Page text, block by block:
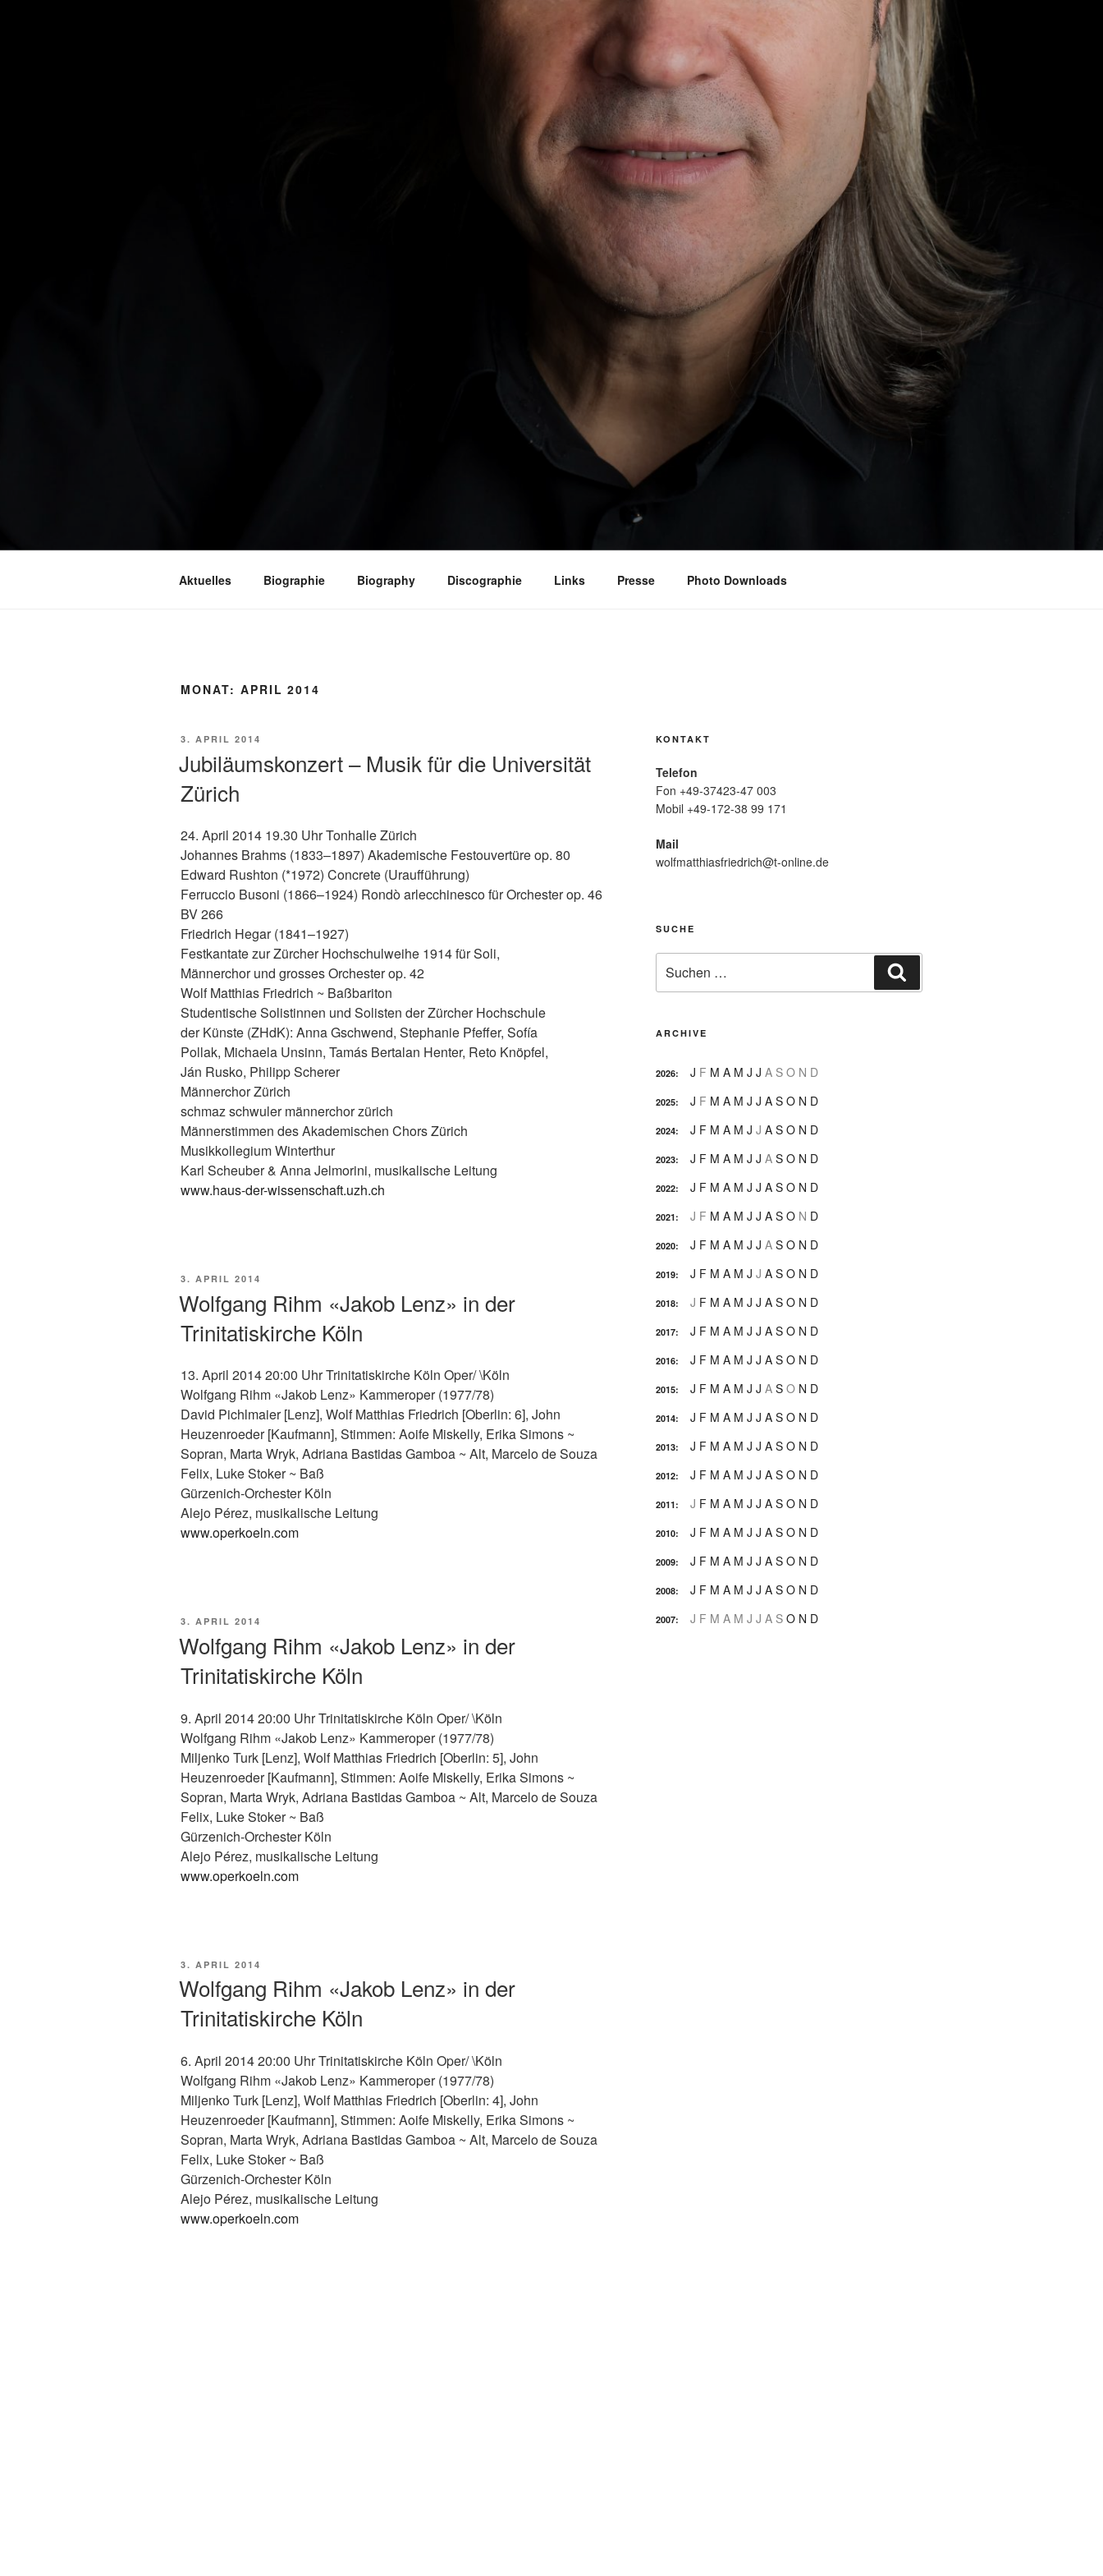
Aktuelles Biographie Biography Discographie Links Presse Photo Downloads
MONAT: APRIL 2014
VERÖFFENTLICHT
3. APRIL 2014
Jubiläumskonzert – Musik für die Universität
Zürich
24. April 2014 19.30 Uhr Tonhalle Zürich
Johannes Brahms (1833–1897) Akademische Festouvertüre op. 80
Edward Rushton (*1972) Concrete (Uraufführung)
Ferruccio Busoni (1866–1924) Rondò arlecchinesco für Orchester op. 46
BV 266
Friedrich Hegar (1841–1927)
Festkantate zur Zürcher Hochschulweihe 1914 für Soli,
Männerchor und grosses Orchester op. 42
Wolf Matthias Friedrich ~ Baßbariton
Studentische Solistinnen und Solisten der Zürcher Hochschule
der Künste (ZHdK): Anna Gschwend, Stephanie Pfeffer, Sofía
Pollak, Michaela Unsinn, Tamás Bertalan Henter, Reto Knöpfel,
Ján Rusko, Philipp Scherer
Männerchor Zürich
schmaz schwuler männerchor zürich
Männerstimmen des Akademischen Chors Zürich
Musikkollegium Winterthur
Karl Scheuber & Anna Jelmorini, musikalische Leitung
www.haus-der-wissenschaft.uzh.ch
VERÖFFENTLICHT
3. APRIL 2014
Wolfgang Rihm «Jakob Lenz» in der
Trinitatiskirche Köln
13. April 2014 20:00 Uhr Trinitatiskirche Köln Oper/ \Köln
Wolfgang Rihm «Jakob Lenz» Kammeroper (1977/78)
David Pichlmaier [Lenz], Wolf Matthias Friedrich [Oberlin: 6], John
Heuzenroeder [Kaufmann], Stimmen: Aoife Miskelly, Erika Simons ~
Sopran, Marta Wryk, Adriana Bastidas Gamboa ~ Alt, Marcelo de Souza
Felix, Luke Stoker ~ Baß
Gürzenich-Orchester Köln
Alejo Pérez, musikalische Leitung
www.operkoeln.com
VERÖFFENTLICHT
3. APRIL 2014
Wolfgang Rihm «Jakob Lenz» in der
Trinitatiskirche Köln
9. April 2014 20:00 Uhr Trinitatiskirche Köln Oper/ \Köln
Wolfgang Rihm «Jakob Lenz» Kammeroper (1977/78)
Miljenko Turk [Lenz], Wolf Matthias Friedrich [Oberlin: 5], John
Heuzenroeder [Kaufmann], Stimmen: Aoife Miskelly, Erika Simons ~
Sopran, Marta Wryk, Adriana Bastidas Gamboa ~ Alt, Marcelo de Souza
Felix, Luke Stoker ~ Baß
Gürzenich-Orchester Köln
Alejo Pérez, musikalische Leitung
www.operkoeln.com
VERÖFFENTLICHT
3. APRIL 2014
Wolfgang Rihm «Jakob Lenz» in der
Trinitatiskirche Köln
6. April 2014 20:00 Uhr Trinitatiskirche Köln Oper/ \Köln
Wolfgang Rihm «Jakob Lenz» Kammeroper (1977/78)
Miljenko Turk [Lenz], Wolf Matthias Friedrich [Oberlin: 4], John
Heuzenroeder [Kaufmann], Stimmen: Aoife Miskelly, Erika Simons ~
Sopran, Marta Wryk, Adriana Bastidas Gamboa ~ Alt, Marcelo de Souza
Felix, Luke Stoker ~ Baß
Gürzenich-Orchester Köln
Alejo Pérez, musikalische Leitung
www.operkoeln.com
KONTAKT
Telefon
Fon +49-37423-47 003
Mobil +49-172-38 99 171
Mail
wolfmatthiasfriedrich@t-online.de
SUCHE
nach:
ARCHIVE
2026: J F M A M J J A S O N D
2025: J F M A M J J A S O N D
2024: J F M A M J J A S O N D
2023: J F M A M J J A S O N D
2022: J F M A M J J A S O N D
2021: J F M A M J J A S O N D
2020: J F M A M J J A S O N D
2019: J F M A M J J A S O N D
2018: J F M A M J J A S O N D
2017: J F M A M J J A S O N D
2016: J F M A M J J A S O N D
2015: J F M A M J J A S O N D
2014: J F M A M J J A S O N D
2013: J F M A M J J A S O N D
2012: J F M A M J J A S O N D
2011: J F M A M J J A S O N D
2010: J F M A M J J A S O N D
2009: J F M A M J J A S O N D
2008: J F M A M J J A S O N D
2007: J F M A M J J A S O N D